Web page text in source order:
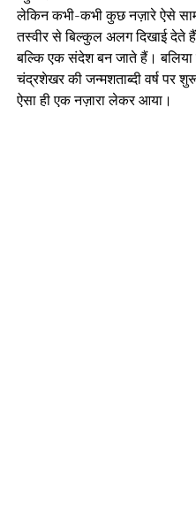
लेकिन कभी-कभी कुछ नज़ारे ऐसे
तस्वीर से बिल्कुल अलग दिखाई देते
बल्कि एक संदेश बन जाते हैं। बलिया
चंद्रशेखर की जन्मशताब्दी वर्ष पर
ऐसा ही एक नज़ारा लेकर आया।